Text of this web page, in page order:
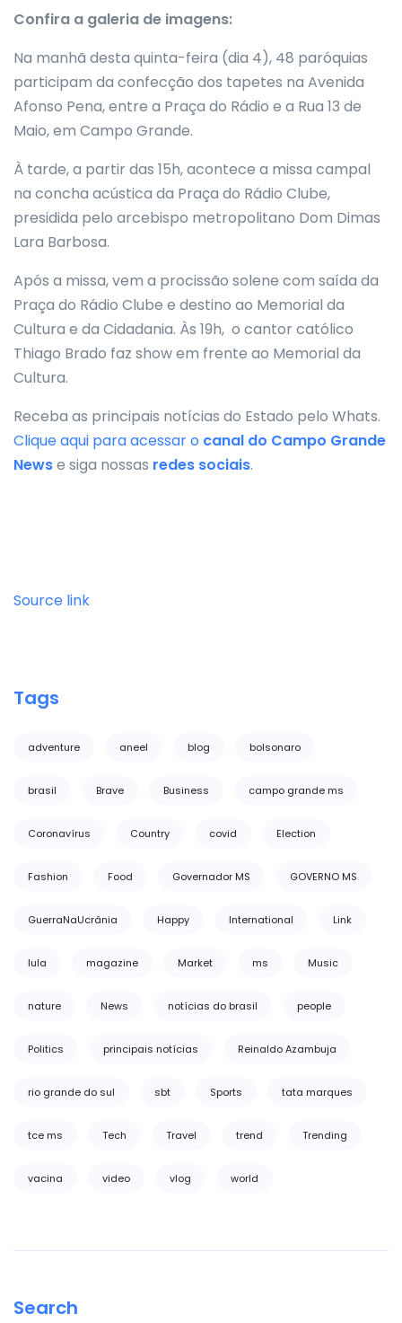
Confira a galeria de imagens:
Na manhã desta quinta-feira (dia 4), 48 paróquias
participam da confecção dos tapetes na Avenida
Afonso Pena, entre a Praça do Rádio e a Rua 13 de
Maio, em Campo Grande.
À tarde, a partir das 15h, acontece a missa campal
na concha acústica da Praça do Rádio Clube,
presidida pelo arcebispo metropolitano Dom Dimas
Lara Barbosa.
Após a missa, vem a procissão solene com saída da
Praça do Rádio Clube e destino ao Memorial da
Cultura e da Cidadania. Às 19h, o cantor católico
Thiago Brado faz show em frente ao Memorial da
Cultura.
Receba as principais notícias do Estado pelo Whats.
Clique aqui para acessar o canal do Campo Grande
Newse siga nossas redes sociais.
Source link
Tags
adventure aneel blog bolsonaro
brasil Brave Business campo grande ms
Coronavírus Country covid Election
Fashion Food Governador MS GOVERNO MS
GuerraNaUcrânia Happy International Link
lula magazine Market ms Music
nature News notícias do brasil people
Politics principais notícias Reinaldo Azambuja
rio grande do sul sbt Sports tata marques
tce ms Tech Travel trend Trending
vacina video vlog world
Search